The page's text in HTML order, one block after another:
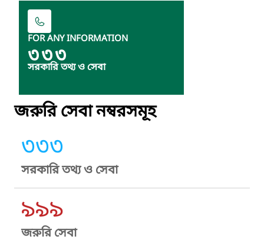
FOR ANY INFORMATION
৩৩৩
সরকারি তথ্য ও সেবা
জরুরি সেবা নম্বরসমূহ
৩৩৩
সরকারি তথ্য ও সেবা
৯৯৯
জরুরি সেবা